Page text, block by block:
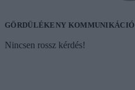
GÖRDÜLÉKENY KOMMUNIKÁCIÓ
Nincsen rossz kérdés!